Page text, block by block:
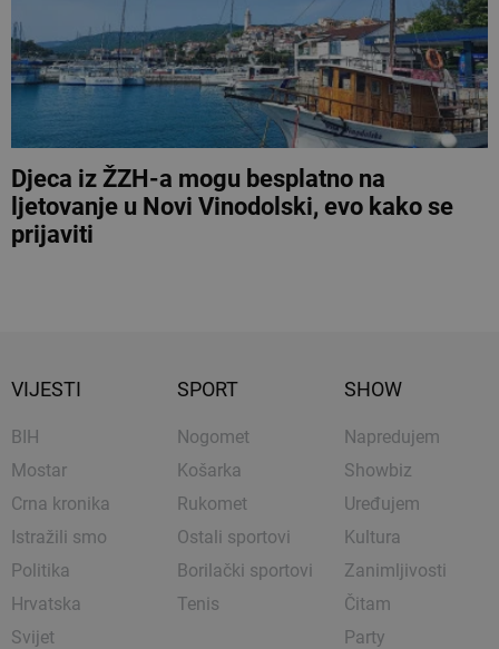
Djeca iz ŽZH-a mogu besplatno na
ljetovanje u Novi Vinodolski, evo kako se
prijaviti
VIJESTI
BIH
Mostar
Crna kronika
Istražili smo
Politika
Hrvatska
Svijet
SPORT
Nogomet
Košarka
Rukomet
Ostali sportovi
Borilački sportovi
Tenis
SHOW
Napredujem
Showbiz
Uređujem
Kultura
Zanimljivosti
Čitam
Party